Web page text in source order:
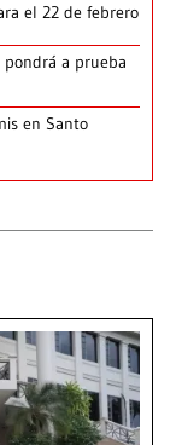
el 22 de febrero
pondrá a prueba
en Santo